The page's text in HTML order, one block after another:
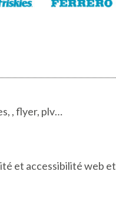
, flyer, plv…
et accessibilité web et